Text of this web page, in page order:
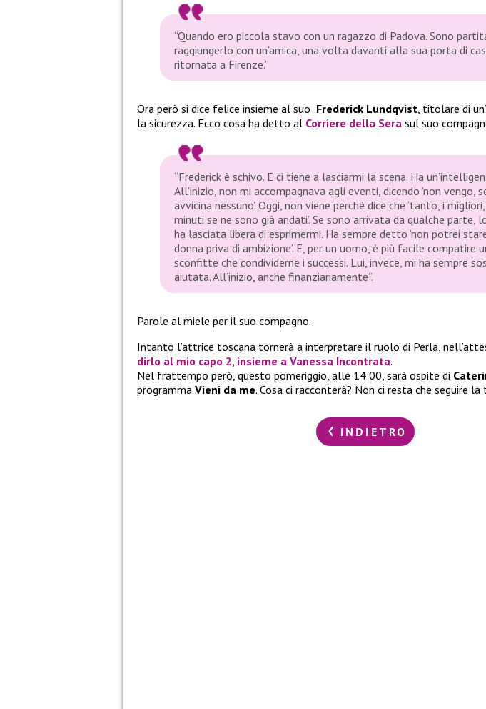
“Quando ero piccola stavo con un ragazzo di Padova. Sono
raggiungerlo con un’amica, una volta davanti alla sua porta di
ritornata a Firenze.”
Ora però si dice felice insieme al suo Frederick Lundqvist, titolare di
la sicurezza. Ecco cosa ha detto al Corriere della Sera sul suo
“Frederick è schivo. E ci tiene a lasciarmi la scena. Ha
All’inizio, non mi accompagnava agli eventi, dicendo ‘non vengo,
avvicina nessuno’. Oggi, non viene perché dice che ‘tanto, i
minuti se ne sono già andati’. Se sono arrivata da qualche parte,
ha lasciata libera di esprimermi. Ha sempre detto ‘non potrei
donna priva di ambizione’. E, per un uomo, è più facile compatire
sconfitte che condividerne i successi. Lui, invece, mi ha sempre
aiutata. All’inizio, anche finanziariamente”.
Parole al miele per il suo compagno.
Intanto l’attrice toscana tornerà a interpretare il ruolo di Perla,
dirlo al mio capo 2, insieme a Vanessa Incontrata.
Nel frattempo però, questo pomeriggio, alle 14:00, sarà ospite di
programma Vieni da me. Cosa ci racconterà? Non ci resta che seguire
INDIETRO